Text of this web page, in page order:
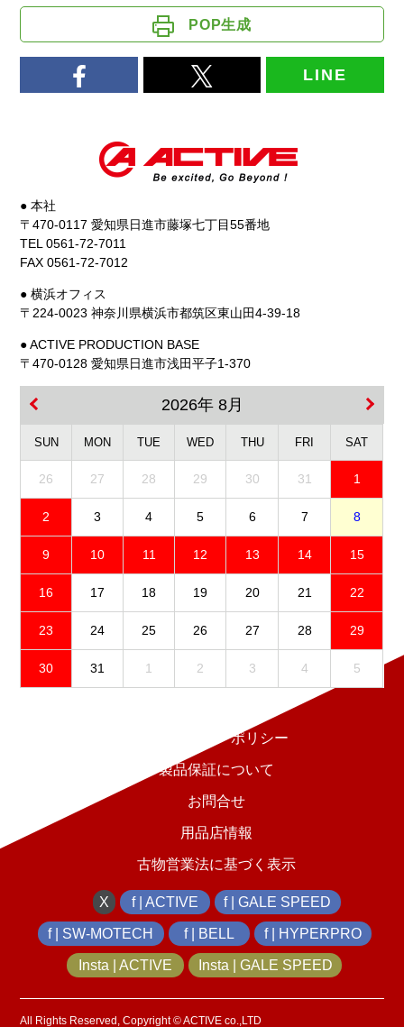
POP生成
LINE
● 本社
〒470-0117 愛知県日進市藤塚七丁目55番地
TEL 0561-72-7011
FAX 0561-72-7012
● 横浜オフィス
〒224-0023 神奈川県横浜市都筑区東山田4-39-18
● ACTIVE PRODUCTION BASE
〒470-0128 愛知県日進市浅田平子1-370
2026年 8月
SUN MON TUE WED THU FRI SAT
26 27 28 29 30 31 1
2 3 4 5 6 7 8
9 10 11 12 13 14 15
16 17 18 19 20 21 22
23 24 25 26 27 28 29
30 31 1 2 3 4 5
プライバシーポリシー
製品保証について
お問合せ
用品店情報
古物営業法に基づく表示
X f | ACTIVE f | GALE SPEED
f | SW-MOTECH f | BELL f | HYPERPRO
Insta | ACTIVE Insta | GALE SPEED
All Rights Reserved, Copyright © ACTIVE co.,LTD